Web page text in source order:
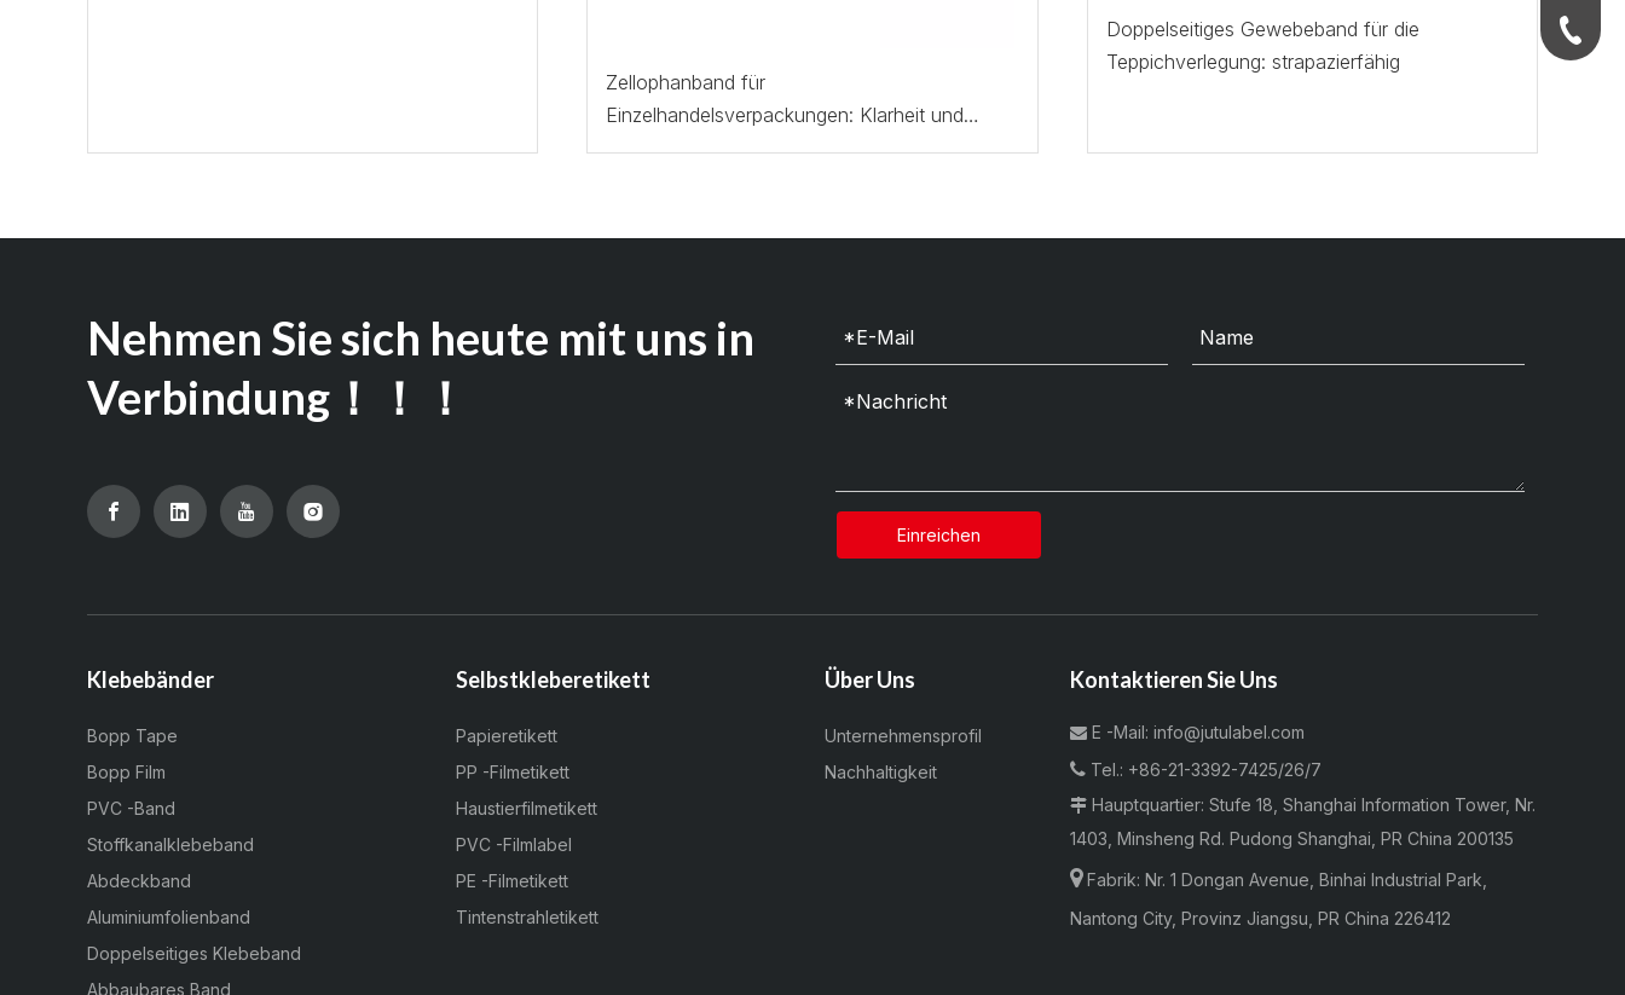
Zellophanband für
Einzelhandelsverpackungen: Klarheit und
Haftung
Doppelseitiges Gewebeband für die
Teppichverlegung: strapazierfähig
Nehmen Sie sich heute mit uns in
Verbindung！！！
Einreichen
Klebebänder
Bopp Tape
Bopp Film
PVC -Band
Stoffkanalklebeband
Abdeckband
Aluminiumfolienband
Doppelseitiges Klebeband
Abbaubares Band
Selbstkleberetikett
Papieretikett
PP -Filmetikett
Haustierfilmetikett
PVC -Filmlabel
PE -Filmetikett
Tintenstrahletikett
Über Uns
Unternehmensprofil
Nachhaltigkeit
Kontaktieren Sie Uns
 E -Mail:info@jutulabel.com
 Tel.: +86-21-3392-7425/26/7
 Hauptquartier: Stufe 18, Shanghai Information Tower, Nr.
1403, Minsheng Rd. Pudong Shanghai, PR China 200135
Fabrik:Nr. 1 Dongan Avenue, Binhai Industrial Park,
Nantong City, Provinz Jiangsu, PR China 226412
+86-